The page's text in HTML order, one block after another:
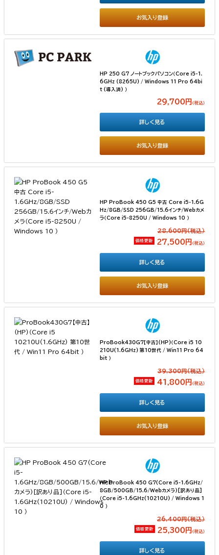
お気入り登録
HP 250 G7 ノートブックパソコン（Core i5-1.
6GHz (8265U) / Windows 11 Pro 64bi
t (導入済) ）
29,700円 （税込）
お気入り登録
詳しく見る
HP ProBook 450 G5 中古 Core i5-1.6G
Hz/8GB/SSD 256GB/15.6インチ/Webカメ
ラ（Core i5-8250U / Windows 10 ）
28,600円(税込）
価格更新 27,500円 （税込）
お気入り登録
詳しく見る
ProBook430G7【中古】(HP)（Core i5 10
210U(1.6GHz) 第10世代 / Win11 Pro 64
bit ）
39,300円(税込）
価格更新 41,800円 （税込）
お気入り登録
詳しく見る
HP ProBook 450 G7(Core i5-1.6GHz/
8GB/500GB/15.6/Webカメラ)[訳あり品]
（Core i5-1.6GHz(10210U) / Windows 1
0 ）
26,400円(税込）
価格更新 25,300円 （税込）
詳しく見る